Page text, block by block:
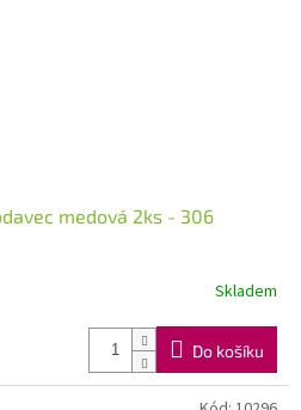
medová 2ks - 306
Skladem
Do košíku